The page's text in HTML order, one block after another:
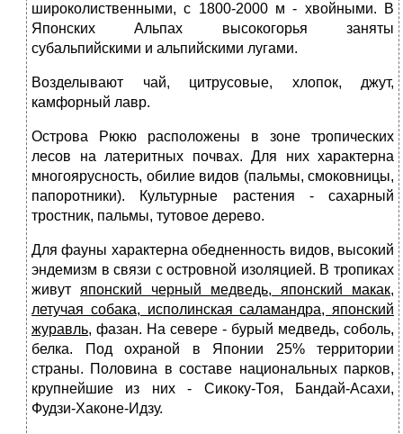
широколист­венными, с 1800-2000 м - хвойными. В
Японских Альпах высокогорья заняты
субальпийскими и альпийскими лугами.
Возделывают чай, цитрусовые, хлопок, джут,
камфорный лавр.
Острова Рюкю расположены в зоне тропических
лесов на латеритных почвах. Для них характерна
многоярусность, обилие видов (па­льмы, смоковницы,
папоротники). Культурные растения - сахарный
тростник, пальмы, тутовое дерево.
Для фауны характерна обедненность видов, высокий
эндемизм в связи с островной изоляцией. В тропиках
живут японский черный медведь, японский макак,
летучая собака, исполинская саламандра, японский
журавль, фазан. На севере - бурый медведь, соболь,
бел­ка. Под охраной в Японии 25% территории
страны. Половина в соста­ве национальных парков,
крупнейшие из них - Сикоку-Тоя, Бандай-Асахи,
Фудзи-Хаконе-Идзу.